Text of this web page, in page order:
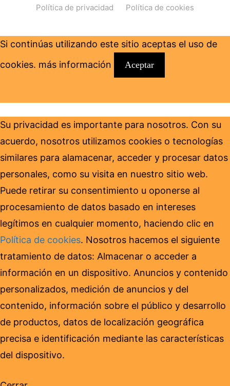
Política de privacidad
Política de cookies
Si continúas utilizando este sitio aceptas el uso de
cookies. más información Aceptar
Su privacidad es importante para nosotros. Con su
acuerdo, nosotros utilizamos cookies o tecnologías
similares para alamacenar, acceder y procesar datos
personales, como su visita en nuestro sitio web.
Puede retirar su consentimiento u oponerse al
procesamiento de datos basado en intereses
legítimos en cualquier momento, haciendo clic en
Política de cookies. Nosotros hacemos el siguiente
tratamiento de datos: Almacenar o acceder a
información en un dispositivo. Anuncios y contenido
personalizados, medición de anuncios y del
contenido, información sobre el público y desarrollo
de productos, datos de localización geográfica
precisa e identificación mediante las características
del dispositivo.